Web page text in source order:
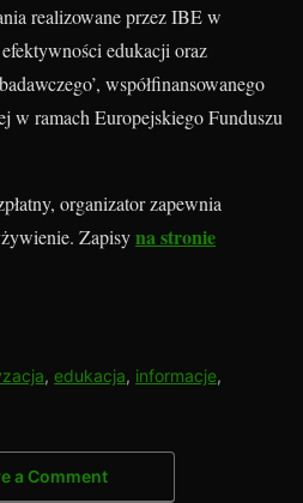
realizowane przez IBE w
edukacji oraz
współfinansowanego
w ramach Europejskiego Funduszu
organizator zapewnia
Zapisyna stronie
, edukacja, informacje,
a Comment